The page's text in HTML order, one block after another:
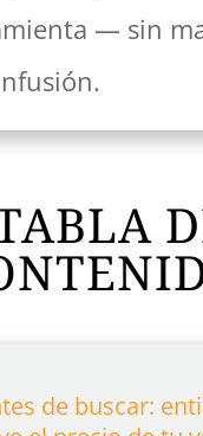
— sin
de buscar: